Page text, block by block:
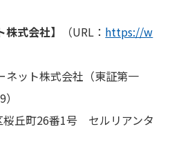
株式会社】 （URL： https://w
ット株式会社（東証第一
丘町26番1号 セルリアンタ